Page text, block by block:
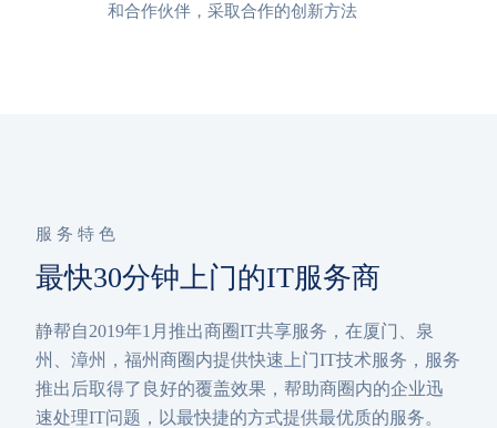
和合作伙伴，采取合作的创新方法
服务特色
最快30分钟上门的IT服务商
静帮自2019年1月推出商圈IT共享服务，在厦门、泉
州、漳州，福州商圈内提供快速上门IT技术服务，服务
推出后取得了良好的覆盖效果，帮助商圈内的企业迅
速处理IT问题，以最快捷的方式提供最优质的服务。